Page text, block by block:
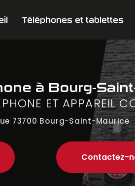
Téléphones et tablettes
à Bourg-
ET APPAREIL
73700 Bourg-Saint-Maurice
Contactez-